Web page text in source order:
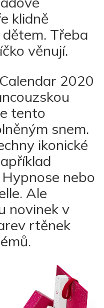
klidně
Třeba
věnují.
2020
tento
snem.
ikonické
nebo
Ale
novinek v
rtěnek